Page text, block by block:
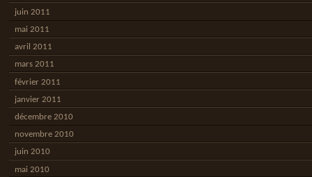
juin 2011
mai 2011
avril 2011
mars 2011
février 2011
janvier 2011
décembre 2010
novembre 2010
juin 2010
mai 2010